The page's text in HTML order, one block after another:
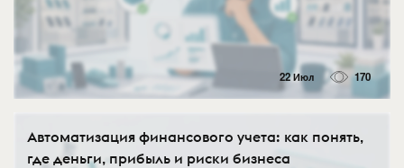
22 Июл 170
Автоматизация финансового учета: как понять,
где деньги, прибыль и риски бизнеса